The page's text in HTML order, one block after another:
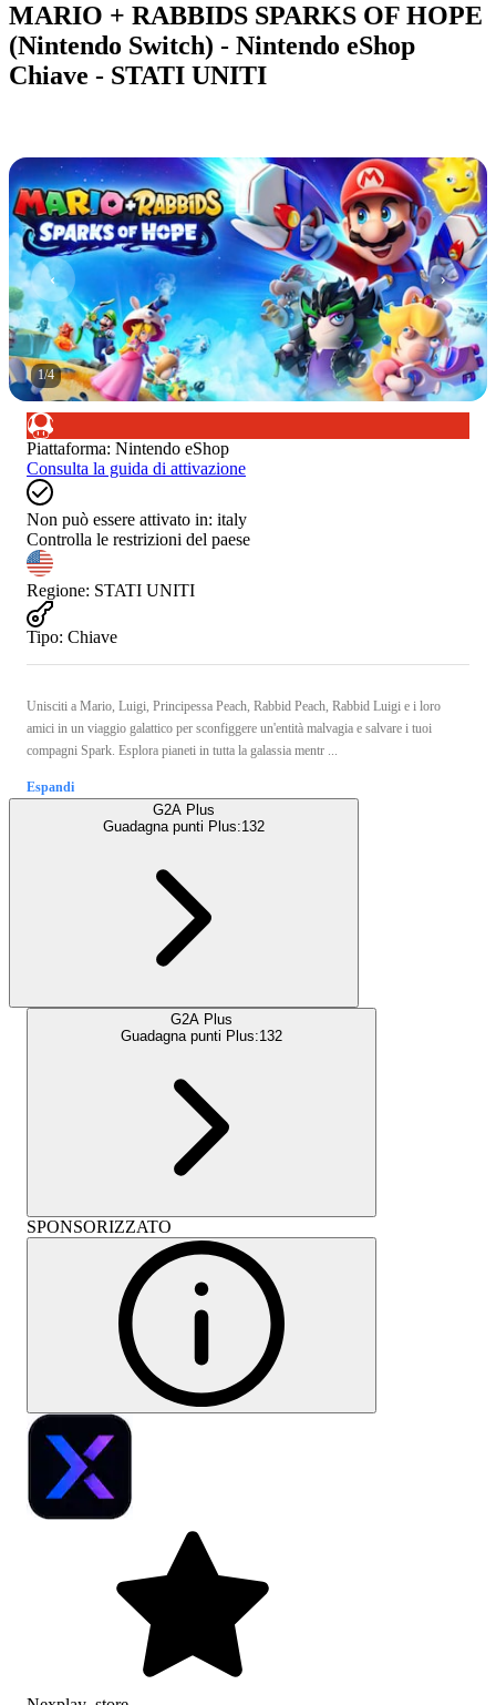
MARIO + RABBIDS SPARKS OF HOPE
(Nintendo Switch) - Nintendo eShop
Chiave - STATI UNITI
1/4
Piattaforma: Nintendo eShop
Consulta la guida di attivazione
Non può essere attivato in: italy
Controlla le restrizioni del paese
Regione: STATI UNITI
Tipo: Chiave
Unisciti a Mario, Luigi, Principessa Peach, Rabbid Peach, Rabbid Luigi e i loro
amici in un viaggio galattico per sconfiggere un'entità malvagia e salvare i tuoi
compagni Spark. Esplora pianeti in tutta la galassia mentr ...
Espandi
G2A Plus
Guadagna punti Plus:132
G2A Plus
Guadagna punti Plus:132
SPONSORIZZATO